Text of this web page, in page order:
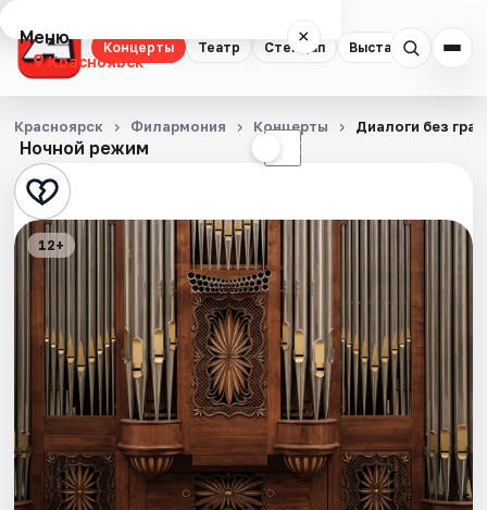
Концерты Театр Стендап Выставки
Меню ×
Красноярск
Концерты
Театр
Стендап
Выставки
Экскурсии
Спорт
События
Ночной режим ☾
Красноярск Филармония Концерты Диалоги без
12+